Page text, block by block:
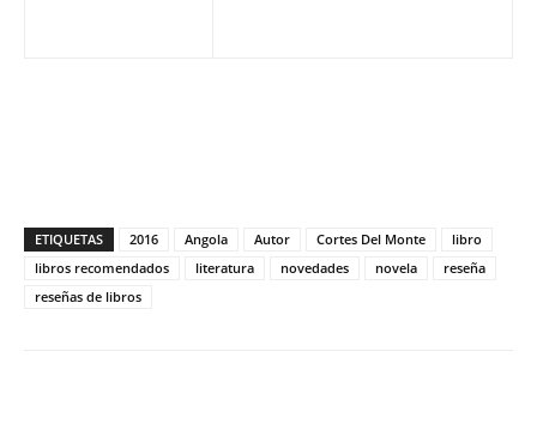
ETIQUETAS 2016 Angola Autor Cortes Del Monte
libro
libros recomendados
literatura novedades novela
reseña
reseñas de libros